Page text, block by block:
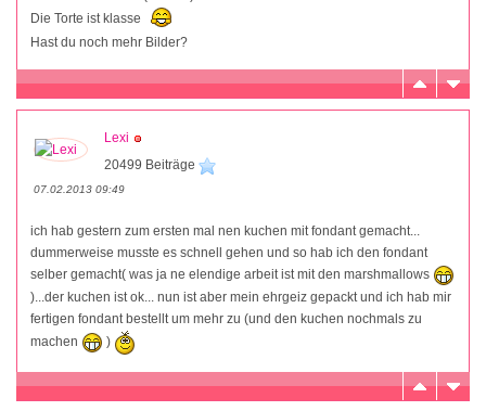
Die Torte ist klasse
Hast du noch mehr Bilder?
Lexi
20499 Beiträge
07.02.2013 09:49
ich hab gestern zum ersten mal nen kuchen mit fondant gemacht...
dummerweise musste es schnell gehen und so hab ich den fondant
selber gemacht( was ja ne elendige arbeit ist mit den marshmallows
)...der kuchen ist ok... nun ist aber mein ehrgeiz gepackt und ich hab mir
fertigen fondant bestellt um mehr zu (und den kuchen nochmals zu
machen
)